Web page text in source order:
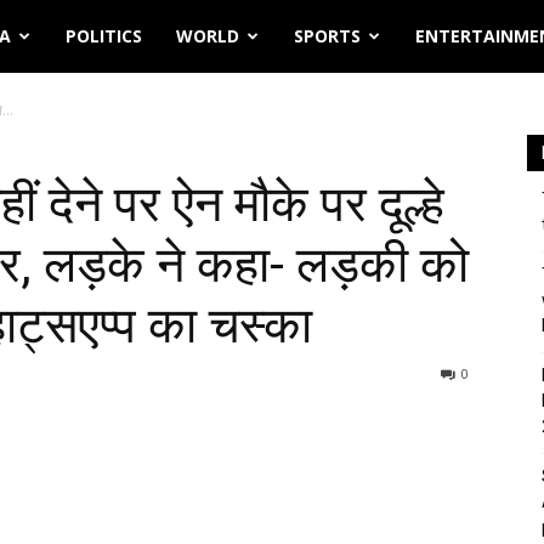
POLITICS WORLD SPORTS
देने पर ऐन मौके पर दूल्हे
लड़के ने कहा- लड़की को
का चस्का
0